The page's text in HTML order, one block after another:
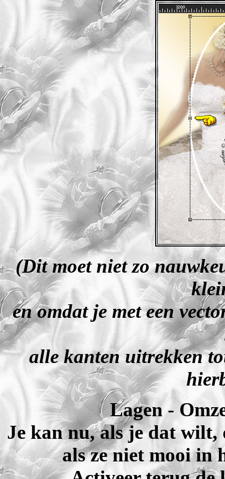
(Dit moet niet zo
en omdat je met een
alle kanten uitrekken
Lagen -
Je kan nu, als je dat wilt,
als ze niet mooi in